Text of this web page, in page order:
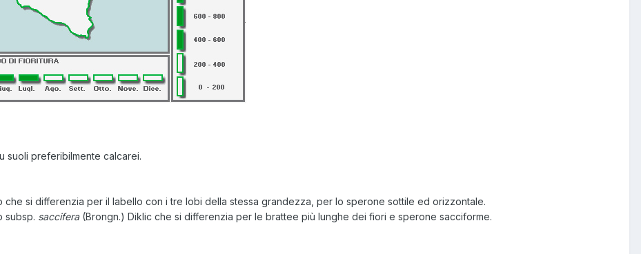
suoli preferibilmente calcarei.
che si differenzia per il labello con i tre lobi della stessa grandezza, per lo sperone sottile ed orizzontale.
subsp. saccifera (Brongn.) Diklic che si differenzia per le brattee più lunghe dei fiori e sperone sacciforme.